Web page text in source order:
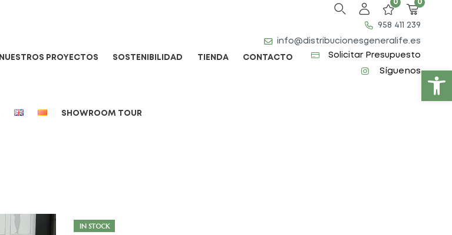
Abrir barra de herramientas
NUESTROS PROYECTOS SOSTENIBILIDAD TIENDA CONTACTO
SHOWROOM TOUR
0 0
958 411 239
info@distribucionesgeneralife.es
Solicitar Presupuesto
Síguenos
IN STOCK